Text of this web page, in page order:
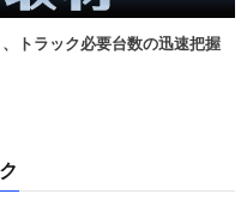
トラック必要台数の迅速把握